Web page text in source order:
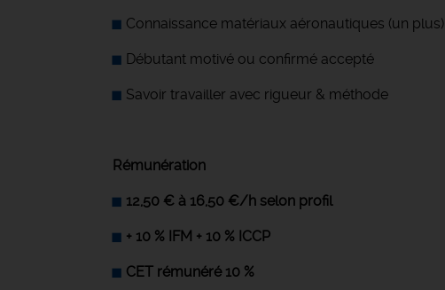
Connaissance matériaux aéronautiques (un plus)
Débutant motivé ou confirmé accepté
Savoir travailler avec rigueur & méthode
Rémunération
12,50 € à 16,50 €/h selon profil
+ 10 % IFM + 10 % ICCP
CET rémunéré 10 %